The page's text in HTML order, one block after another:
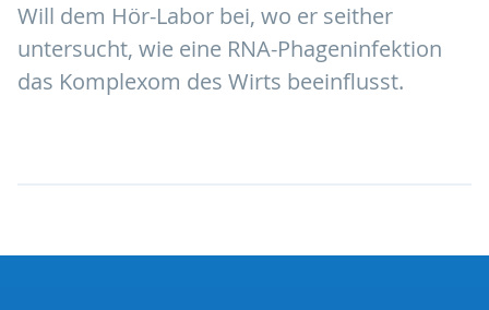
Will dem Hör-Labor bei, wo er seither
untersucht, wie eine RNA-Phageninfektion
das Komplexom des Wirts beeinflusst.